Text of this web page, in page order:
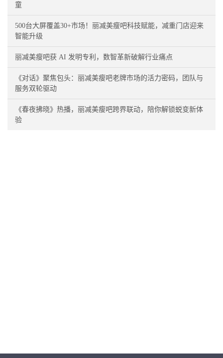
童
500台大屏覆盖30+市场！丽减美瘦吧科技赋能，减重门店迎来
智能升级
丽减美瘦吧获 AI 发明专利，数智革新破解行业痛点
《对话》聚焦包头：丽减美瘦吧老牌市场的活力密码，团队与
服务双轮驱动
《春夜拂晓》热播，丽减美瘦吧跨界联动，陪你解锁蜕变新体
验